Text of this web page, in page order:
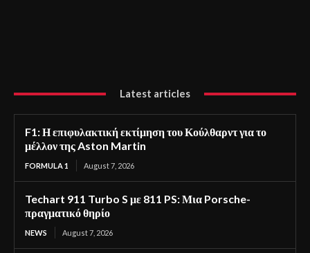
Latest articles
F1: Η επιφυλακτική εκτίμηση του Κούλθαρντ για το
μέλλον της Aston Martin
FORMULA 1 August 7, 2026
Techart 911 Turbo S με 811 PS: Μια Porsche-
πραγματικό θηρίο
NEWS August 7, 2026